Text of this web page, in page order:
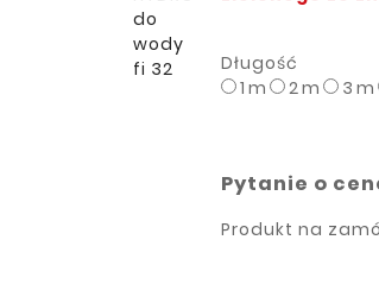
Długość
1 m
2 m 3 m
Pytanie o
Produkt na